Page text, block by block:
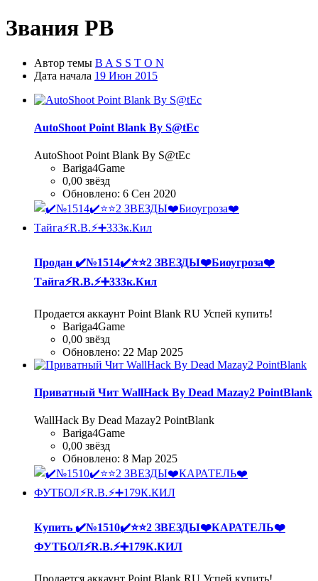
Звания PB
Автор темы B A S S T O N
Дата начала 19 Июн 2015
AutoShoot Point Blank By S@tEc
AutoShoot Point Blank By S@tEc
Bariga4Game
0,00 звёзд
Обновлено: 6 Сен 2020
Продан ✔️№1514✔️⭐️⭐️2 ЗВЕЗДЫ❤️Биоугроза❤️
Тайга⚡R.B.⚡➕333к.Кил
Продается аккаунт Point Blank RU Успей купить!
Bariga4Game
0,00 звёзд
Обновлено: 22 Мар 2025
Приватный Чит WallHack By Dead Mazay2 PointBlank
WallHack By Dead Mazay2 PointBlank
Bariga4Game
0,00 звёзд
Обновлено: 8 Мар 2025
Купить ✔️№1510✔️⭐️⭐️2 ЗВЕЗДЫ❤️КАРАТЕЛЬ❤️
ФУТБОЛ⚡R.B.⚡➕179К.КИЛ
Продается аккаунт Point Blank RU Успей купить!